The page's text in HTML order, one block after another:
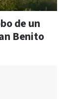
de un
Benito